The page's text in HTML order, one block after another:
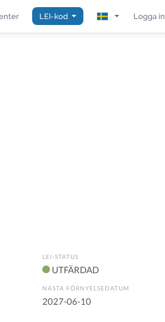
LEI-kod Logga in
LEI-STATUS
UTFÄRDAD
NÄSTA FÖRNYELSEDATUM
2027-06-10